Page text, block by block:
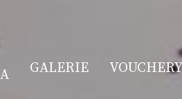
GALERIE VOUCHERY